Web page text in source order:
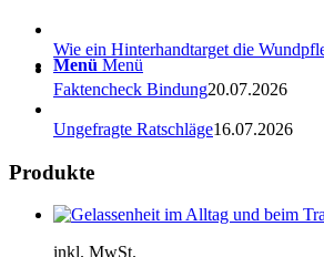
Menü Menü
Wie ein Hinterhandtarget die
Faktencheck Bindung20.07.2026
Ungefragte Ratschläge16.07.2026
Produkte
inkl. MwSt.